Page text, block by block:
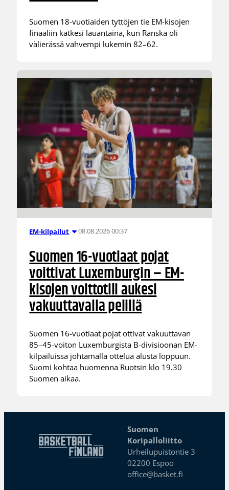
Suomen 18-vuotiaiden tyttöjen tie EM-kisojen
finaaliin katkesi lauantaina, kun Ranska oli
välierässä vahvempi lukemin 82–62.
EM-kilpailut 08.08.2026 00:37
Suomen 16-vuotiaat pojat
voittivat Luxemburgin – EM-
kisojen voittotili aukesi
vakuuttavalla pelillä
Suomen 16-vuotiaat pojat ottivat vakuuttavan
85–45-voiton Luxemburgista B-divisioonan EM-
kilpailuissa johtamalla ottelua alusta loppuun.
Suomi kohtaa huomenna Ruotsin klo 19.30
Suomen aikaa.
Suomen
Koripalloliitto
Urheilupuistontie 3
02200 Espoo
office@basket.fi